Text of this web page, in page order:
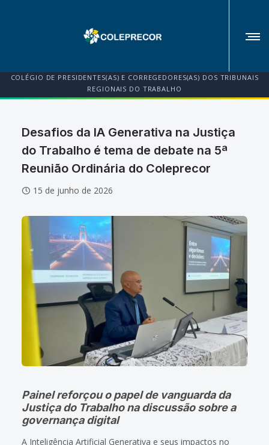
COLÉGIO DE PRESIDENTES(AS) E CORREGEDORES(AS) DOS TRIBUNAIS
REGIONAIS DO TRABALHO
Desafios da IA Generativa na Justiça
do Trabalho é tema de debate na 5ª
Reunião Ordinária do Coleprecor
15 de junho de 2026
Painel reforçou o papel de vanguarda da
Justiça do Trabalho na discussão sobre a
governança digital
A Inteligência Artificial Generativa e seus impactos no